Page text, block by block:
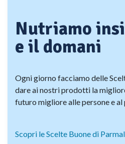
Nutriamo
e il domani
Ogni giorno facciamo delle
dare ai nostri prodotti la
futuro migliore alle persone e al
Scopri le Scelte Buone di